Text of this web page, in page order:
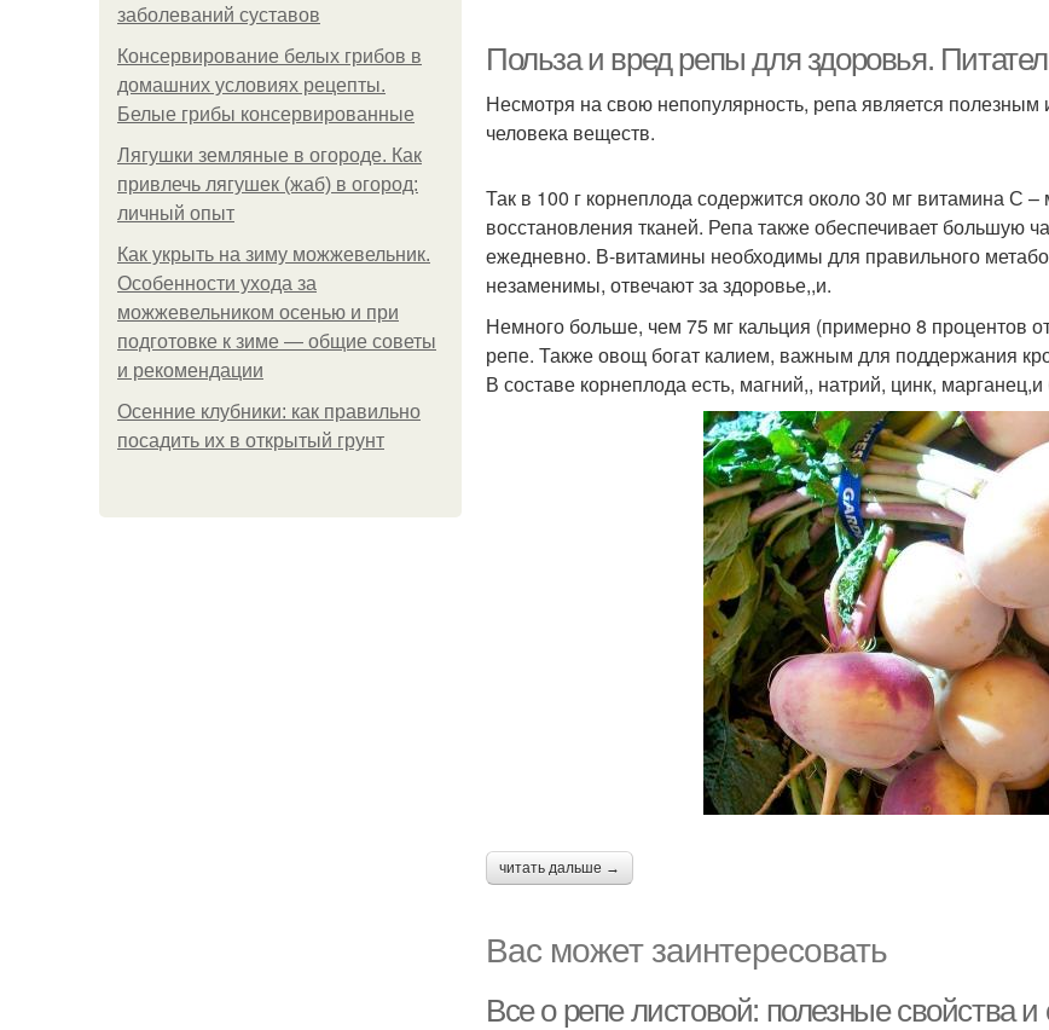
заболеваний суставов
Консервирование белых грибов в
домашних условиях рецепты.
Белые грибы консервированные
Лягушки земляные в огороде. Как
привлечь лягушек (жаб) в огород:
личный опыт
Как укрыть на зиму можжевельник.
Особенности ухода за
можжевельником осенью и при
подготовке к зиме — общие советы
и рекомендации
Осенние клубники: как правильно
посадить их в открытый грунт
Польза и вред репы для здоровья.
Несмотря на свою непопулярность, репа является
человека веществ.
Так в 100 г корнеплода содержится около 30 мг витамина С
восстановления тканей. Репа также обеспечивает большую
ежедневно. В-витамины необходимы для правильного
незаменимы, отвечают за здоровье,,и.
Немного больше, чем 75 мг кальция (примерно 8 процентов
репе. Также овощ богат калием, важным для поддержания
В составе корнеплода есть, магний,, натрий, цинк,
читать дальше →
Вас может заинтересовать
Все о репе листовой: полезные свойства